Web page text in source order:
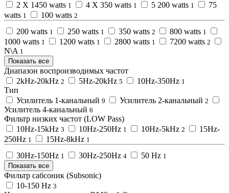
2 X 1450 watts 1 4 X 350 watts 1 5 200 watts 1
75
watts 1 100 watts 2
200 watts 1 250 watts 1 350 watts 2 800 watts 1
1000 watts 1 1200 watts 1 2800 watts 1 7200 watts 2
N\A 1
Показать все
Диапазон воспроизводимых частот
2kHz-20kHz 2 5Hz-20kHz 5 10Hz-350Hz 1
Тип
Усилитель 1-канальный 9 Усилитель 2-канальный 2
Усилитель 4-канальный 6
Фильтр низких частот (LOW Pass)
10Hz-15kHz 3 10Hz-250Hz 1 10Hz-5kHz 2
15Hz-
250Hz 1 15Hz-8kHz 1
30Hz-150Hz 1 30Hz-250Hz 4 50 Hz 1
Показать все
Фильтр сабсоник (Subsonic)
10-150 Hz 3